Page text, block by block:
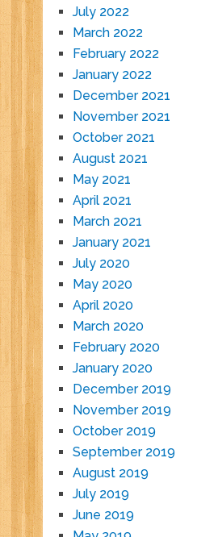
July 2022
March 2022
February 2022
January 2022
December 2021
November 2021
October 2021
August 2021
May 2021
April 2021
March 2021
January 2021
July 2020
May 2020
April 2020
March 2020
February 2020
January 2020
December 2019
November 2019
October 2019
September 2019
August 2019
July 2019
June 2019